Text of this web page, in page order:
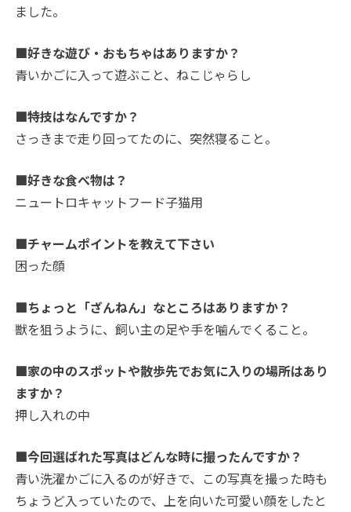
ました。
■好きな遊び・おもちゃはありますか？
青いかごに入って遊ぶこと、ねこじゃらし
■特技はなんですか？
さっきまで走り回ってたのに、突然寝ること。
■好きな食べ物は？
ニュートロキャットフード子猫用
■チャームポイントを教えて下さい
困った顔
■ちょっと「ざんねん」なところはありますか？
獣を狙うように、飼い主の足や手を噛んでくること。
■家の中のスポットや散歩先でお気に入りの場所はあり
ますか？
押し入れの中
■今回選ばれた写真はどんな時に撮ったんですか？
青い洗濯かごに入るのが好きで、この写真を撮った時も
ちょうど入っていたので、上を向いた可愛い顔をしたと